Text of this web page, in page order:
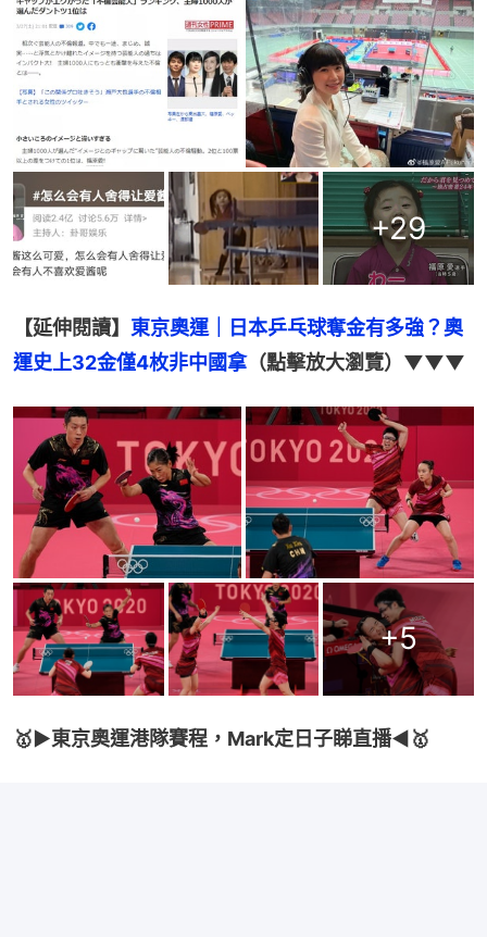
+29
【延伸閱讀】 東京奧運｜日本乒乓球奪金有多強？奧
運史上32金僅4枚非中國拿（點擊放大瀏覽）▼▼▼
+5
🥇▶️東京奧運港隊賽程，Mark定日子睇直播◀️🥇